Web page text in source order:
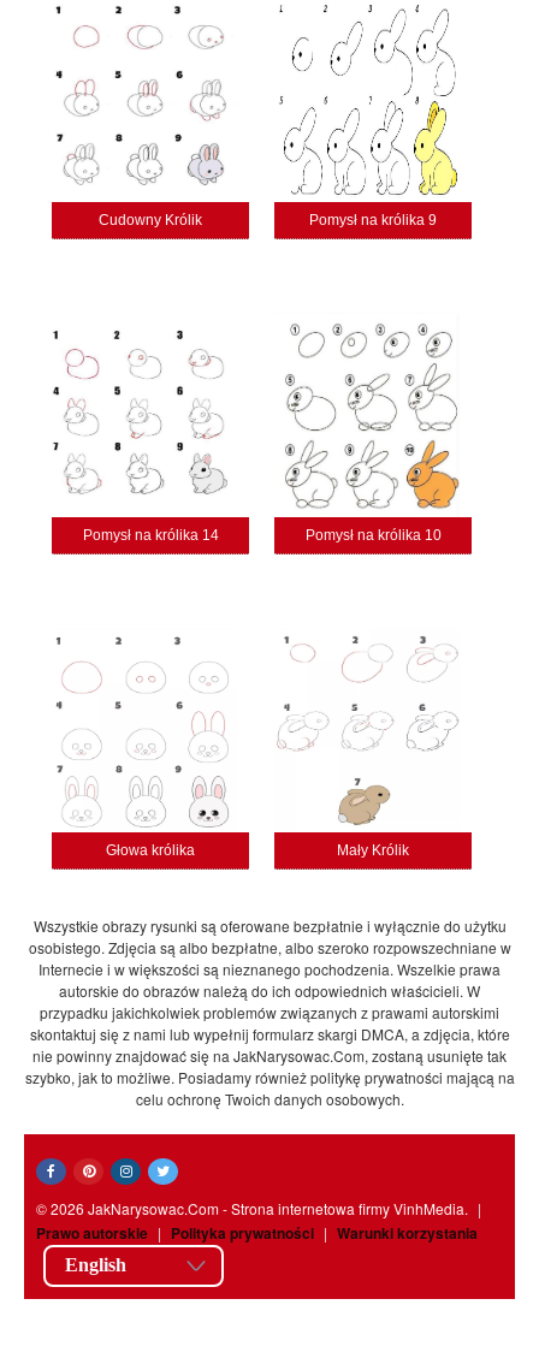
Cudowny Królik Pomysł na królika 9
Pomysł na królika 14 Pomysł na królika 10
Głowa królika Mały Królik
Wszystkie obrazy rysunki są oferowane bezpłatnie i wyłącznie do użytku
osobistego. Zdjęcia są albo bezpłatne, albo szeroko rozpowszechniane w
Internecie i w większości są nieznanego pochodzenia. Wszelkie prawa
autorskie do obrazów należą do ich odpowiednich właścicieli. W
przypadku jakichkolwiek problemów związanych z prawami autorskimi
skontaktuj się z nami lub wypełnij formularz skargi DMCA, a zdjęcia, które
nie powinny znajdować się na JakNarysowac.Com, zostaną usunięte tak
szybko, jak to możliwe. Posiadamy również politykę prywatności mającą na
celu ochronę Twoich danych osobowych.
© 2026 JakNarysowac.Com - Strona internetowa firmy VinhMedia. |
Prawo autorskie | Polityka prywatności | Warunki korzystania
English